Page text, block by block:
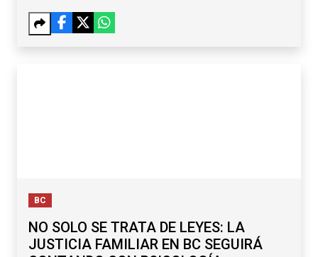
BC
NO SOLO SE TRATA DE LEYES: LA
JUSTICIA FAMILIAR EN BC SEGUIRÁ